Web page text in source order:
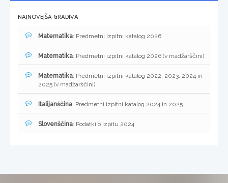
NAJNOVEJŠA GRADIVA
Matematika: Predmetni izpitni katalog 2026
Matematika: Predmetni izpitni katalog 2026 (v madžarščini)
Matematika: Predmetni izpitni katalog 2022, 2023, 2024 in
2025 (v madžarščini)
Italijanščina: Predmetni izpitni katalog 2024 in 2025
Slovenščina: Podatki o izpitu 2024